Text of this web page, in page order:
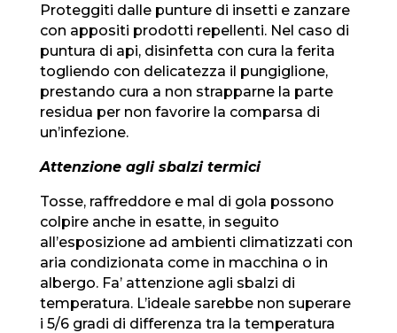
Proteggiti dalle punture di insetti e zanzare
con appositi prodotti repellenti. Nel caso di
puntura di api, disinfetta con cura la ferita
togliendo con delicatezza il pungiglione,
prestando cura a non strapparne la parte
residua per non favorire la comparsa di
un’infezione.
Attenzione agli sbalzi termici
Tosse, raffreddore e mal di gola possono
colpire anche in esatte, in seguito
all’esposizione ad ambienti climatizzati con
aria condizionata come in macchina o in
albergo. Fa’ attenzione agli sbalzi di
temperatura. L’ideale sarebbe non superare
i 5/6 gradi di differenza tra la temperatura